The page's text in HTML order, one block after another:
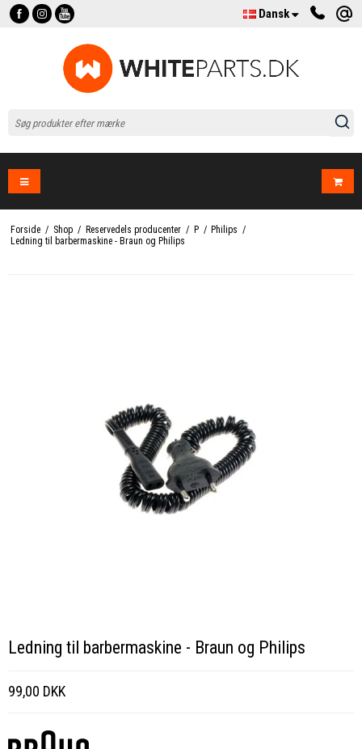
Dansk
Forside / Shop / Reservedels producenter / P / Philips /
Ledning til barbermaskine - Braun og Philips
Ledning til barbermaskine - Braun og Philips
99,00 DKK